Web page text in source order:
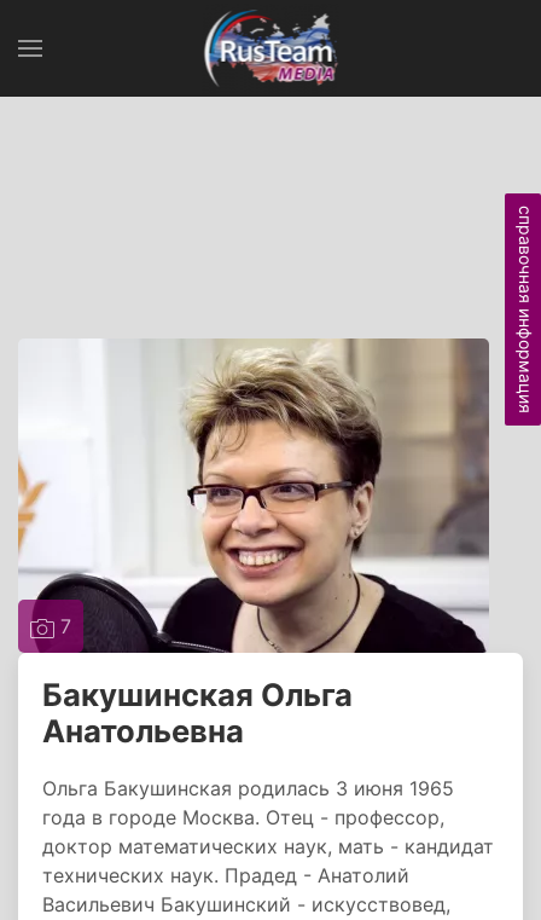
7
Бакушинская Ольга
Анатольевна
Ольга Бакушинская родилась 3 июня 1965
года в городе Москва. Отец - профессор,
доктор математических наук, мать - кандидат
технических наук. Прадед - Анатолий
Васильевич Бакушинский - искусствовед,
справочная информация